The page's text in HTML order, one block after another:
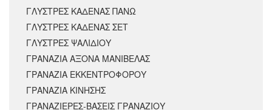
ΓΛΥΣΤΡΕΣ ΚΑΔΕΝΑΣ ΠΑΝΩ
ΓΛΥΣΤΡΕΣ ΚΑΔΕΝΑΣ ΣΕΤ
ΓΛΥΣΤΡΕΣ ΨΑΛΙΔΙΟΥ
ΓΡΑΝΑΖΙΑ ΑΞΟΝΑ ΜΑΝΙΒΕΛΑΣ
ΓΡΑΝΑΖΙΑ ΕΚΚΕΝΤΡΟΦΟΡΟΥ
ΓΡΑΝΑΖΙΑ ΚΙΝΗΣΗΣ
ΓΡΑΝΑΖΙΕΡΕΣ-ΒΑΣΕΙΣ ΓΡΑΝΑΖΙΟΥ